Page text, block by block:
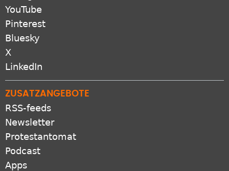
YouTube
Pinterest
Bluesky
X
LinkedIn
ZUSATZANGEBOTE
RSS-feeds
Newsletter
Protestantomat
Podcast
Apps